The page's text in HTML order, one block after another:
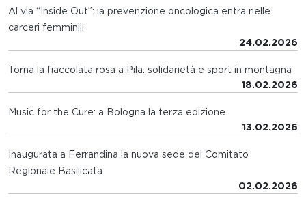
Al via “Inside Out”: la prevenzione oncologica entra nelle
carceri femminili
24.02.2026
Torna la fiaccolata rosa a Pila: solidarietà e sport in montagna
18.02.2026
Music for the Cure: a Bologna la terza edizione
13.02.2026
Inaugurata a Ferrandina la nuova sede del Comitato
Regionale Basilicata
02.02.2026